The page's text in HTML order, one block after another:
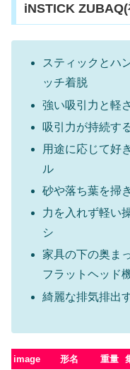
iNSTICK ZUBAQ(
スティックとハ
ッチ着脱
強い吸引力と軽
吸引力が持続す
用途に応じて好
ル
砂や落ち葉を掃
力を入れず軽い
シ
家具の下の奥ま
フラットヘッド
綺麗な排気排出
image 形名 重量